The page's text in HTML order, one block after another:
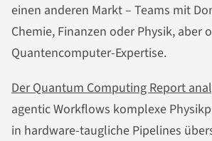
einen anderen Markt – Teams mit
Chemie, Finanzen oder Physik, aber
Quantencomputer-Expertise.
Der Quantum Computing Report
agentic Workflows komplexe
in hardware-taugliche Pipelines